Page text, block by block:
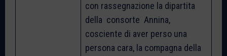
con rassegnazione la dipartita
della consorte Annina,
cosciente di aver perso una
persona cara, la compagna della